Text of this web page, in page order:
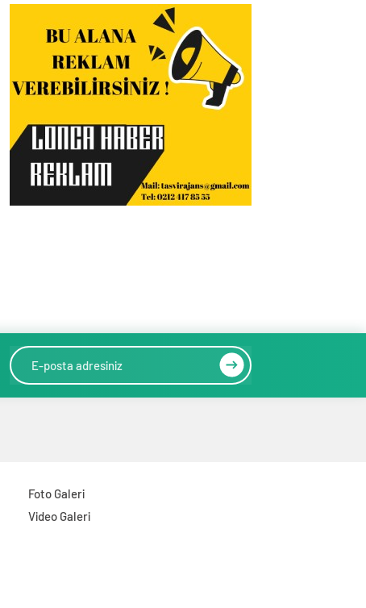
Siyasete İlişkin
Mesajlar
Hüseyin Avni
Mutlu’ya Anlamlı
Ziyaret
Foto Galeri
Video Galeri